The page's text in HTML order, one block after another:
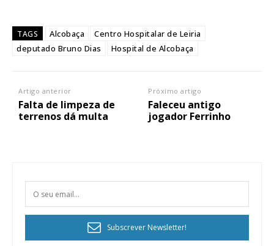
TAGS Alcobaça
Centro Hospitalar de Leiria
deputado Bruno Dias
Hospital de Alcobaça
Artigo anterior
Falta de limpeza de
terrenos dá multa
Próximo artigo
Faleceu antigo
jogador Ferrinho
Subscrever Newsletter!